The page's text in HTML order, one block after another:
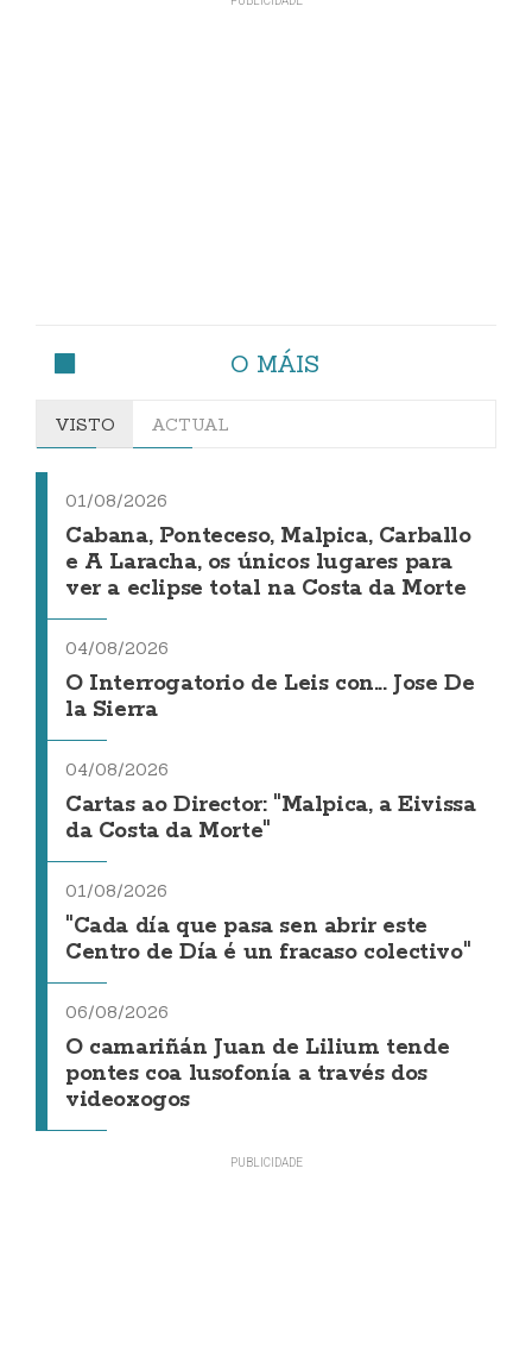
O MÁIS
VISTO ACTUAL
01/08/2026
Cabana, Ponteceso, Malpica, Carballo
e A Laracha, os únicos lugares para
ver a eclipse total na Costa da Morte
04/08/2026
O Interrogatorio de Leis con... Jose De
la Sierra
04/08/2026
Cartas ao Director: "Malpica, a Eivissa
da Costa da Morte"
01/08/2026
"Cada día que pasa sen abrir este
Centro de Día é un fracaso colectivo"
06/08/2026
O camariñán Juan de Lilium tende
pontes coa lusofonía a través dos
videoxogos